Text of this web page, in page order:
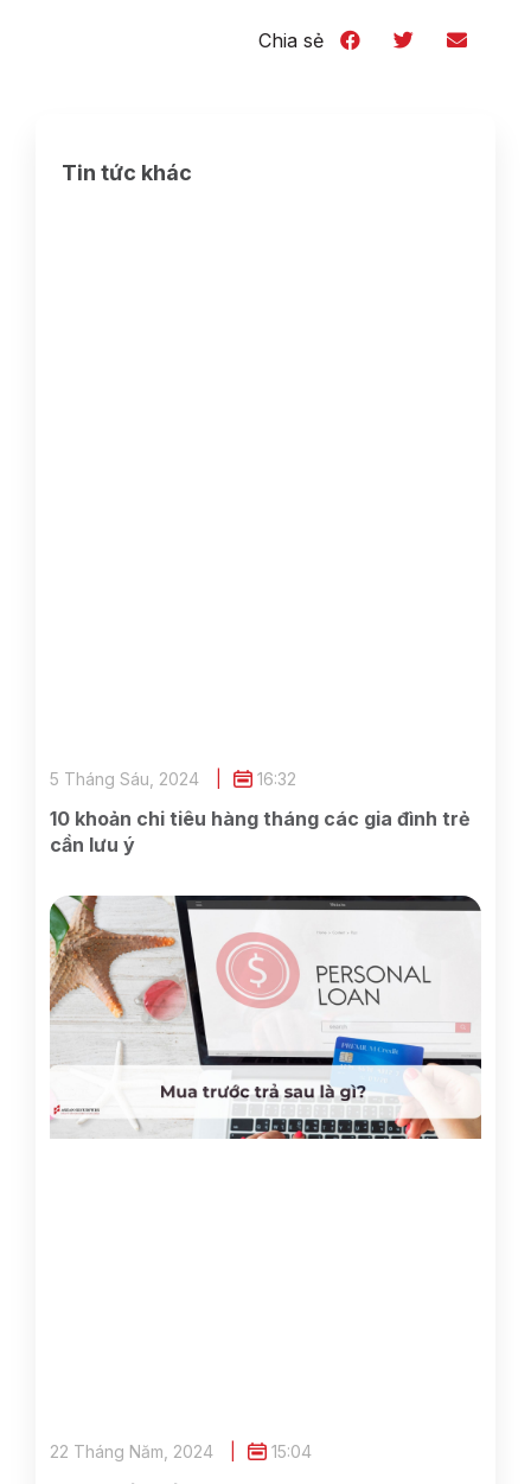
Chia sẻ
Tin tức khác
10 khoản chi tiêu hàng tháng các gia đình trẻ
cần lưu ý
5 Tháng Sáu, 2024 16:32
22 Tháng Năm, 2024 15:04